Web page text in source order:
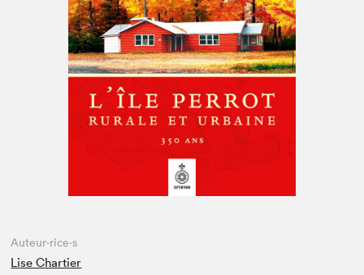
Espace médias
Auteur·rice·s
Lise Chartier